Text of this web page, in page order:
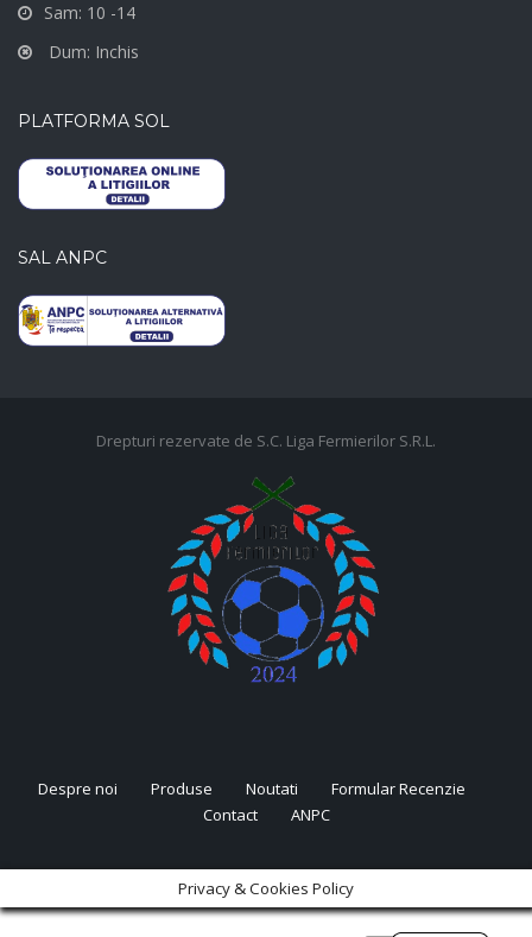
Sam: 10 -14
Dum: Inchis
PLATFORMA SOL
SAL ANPC
Drepturi rezervate de S.C. Liga Fermierilor S.R.L.
Despre noi Produse Noutati
Formular Recenzie
Contact
ANPC
Privacy & Cookies Policy